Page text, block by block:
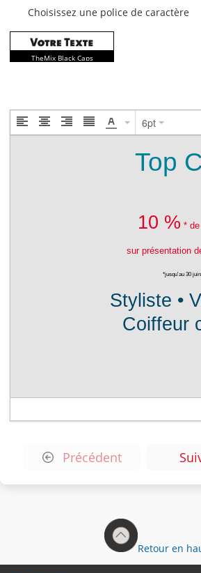
Choisissez une police de caractère
TheMix Black Caps
6pt
Précédent
Retour en